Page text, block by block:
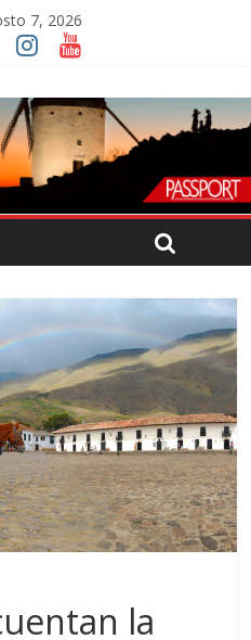
7, 2026
la